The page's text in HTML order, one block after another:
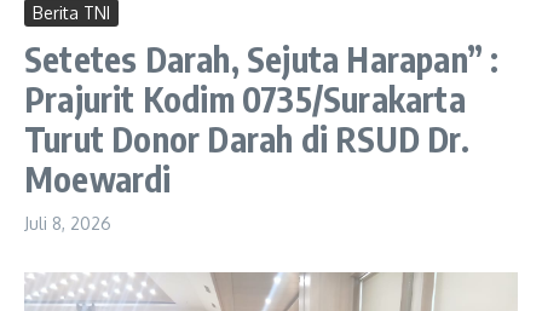
Berita TNI
Setetes Darah, Sejuta Harapan” :
Prajurit Kodim 0735/Surakarta
Turut Donor Darah di RSUD Dr.
Moewardi
Juli 8, 2026